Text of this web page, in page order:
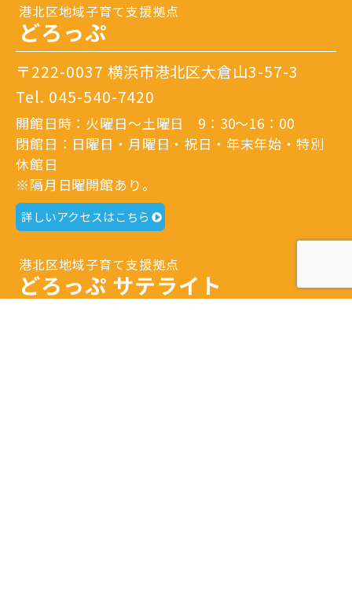
港北区地域子育て支援拠点
どろっぷ
〒222-0037 横浜市港北区大倉山3-57-3
Tel. 045-540-7420
開館日時：火曜日～土曜日 9：30～16：00
閉館日：日曜日・月曜日・祝日・年末年始・特別
休館日
※隔月日曜開館あり。
詳しいアクセスはこちら
港北区地域子育て支援拠点
どろっぷ サテライト